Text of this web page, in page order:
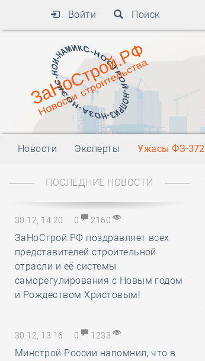
Войти Поиск
Новости Эксперты Ужасы ФЗ-372
ПОСЛЕДНИЕ НОВОСТИ
30.12, 14:20 0 2160
ЗаНоСтрой.РФ поздравляет всех
представителей строительной
отрасли и её системы
саморегулирования с Новым годом
и Рождеством Христовым!
30.12, 13:16 0 1233
Минстрой России напомнил, что в